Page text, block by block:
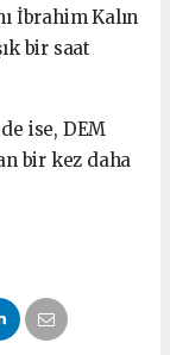
İbrahim Kalın
bir saat
ise, DEM
bir kez daha